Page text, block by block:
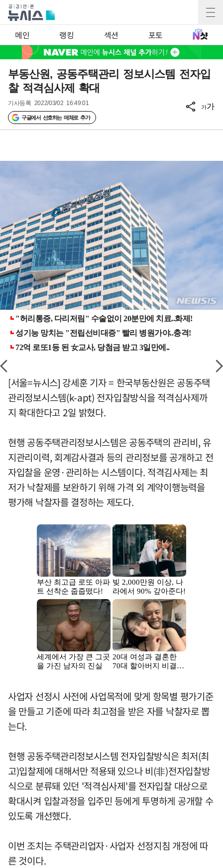
메인 랭킹 섹션 포토
부동산원, 공동주택관리 정보시스템 전자입
찰 적격심사제 확대
기사등록 2022/03/02 16:49:01
구글에서 선호하는 매체로 추가
가가
[서울=뉴시스] 강세훈 기자 = 한국부동산원은 공동주택
관리정보시스템(k-apt) 전자입찰방식을 적격심사제까
지 확대한다고 2일 밝혔다.
현행 공동주택관리정보시스템은 공동주택의 관리비, 유
지관리이력, 회계감사결과 등의 관리정보를 공개하고 전
자입찰을 운영·관리하는 시스템이다. 적격김사제는 최
저가 낙찰제를 보완하기 위해 가격 외 계약이행능력을
평가해 낙찰자를 결정하는 제도다.
사업자 선정시 사전에 사업목적에 맞게 항목별 평가기준
을 만들고 기준에 따라 최고점을 받은 자를 낙찰자로 뽑
는다.
현행 공동주택관리정보시스템 전자입찰방식은 최저(최
고)입찰제에 대해서만 적용돼 있으나 비(非)전자입찰방
식으로 분류돼 있던 '적격심사제'를 전자입찰 대상으로
확대시켜 입찰과정을 입주민 등에게 투명하게 공개할 수
있도록 개선했다.
이번 조치는 주택관리업자·사업자 선정지침 개정에 따
른 것이다.